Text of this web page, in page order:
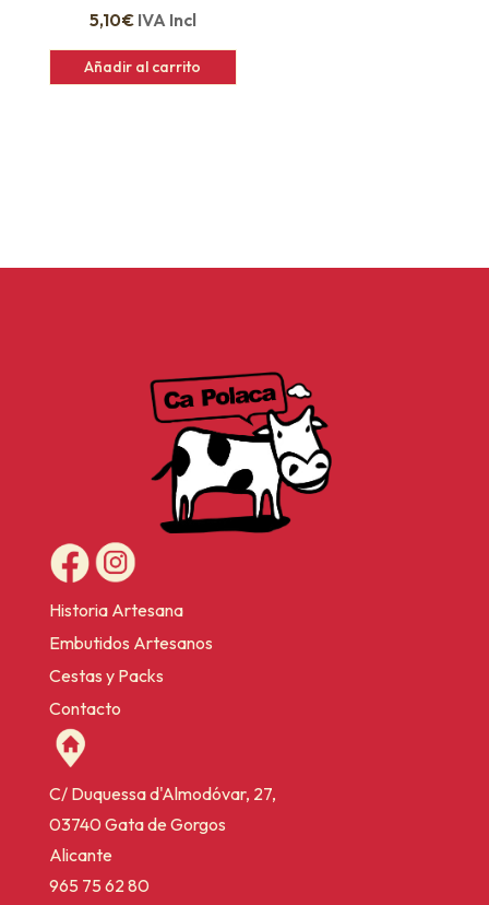
5,10€ IVA Incl
Añadir al carrito
Historia Artesana
Embutidos Artesanos
Cestas y Packs
Contacto
C/ Duquessa d'Almodóvar, 27,
03740 Gata de Gorgos
Alicante
965 75 62 80